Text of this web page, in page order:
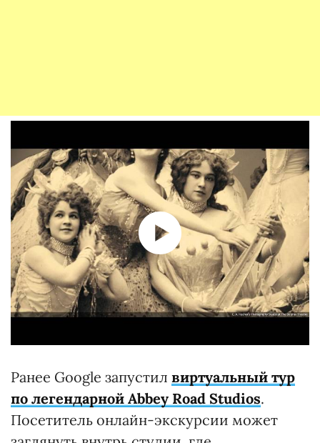
Ранее Google запустил виртуальный тур
по легендарной Abbey Road Studios.
Посетитель онлайн-экскурсии может